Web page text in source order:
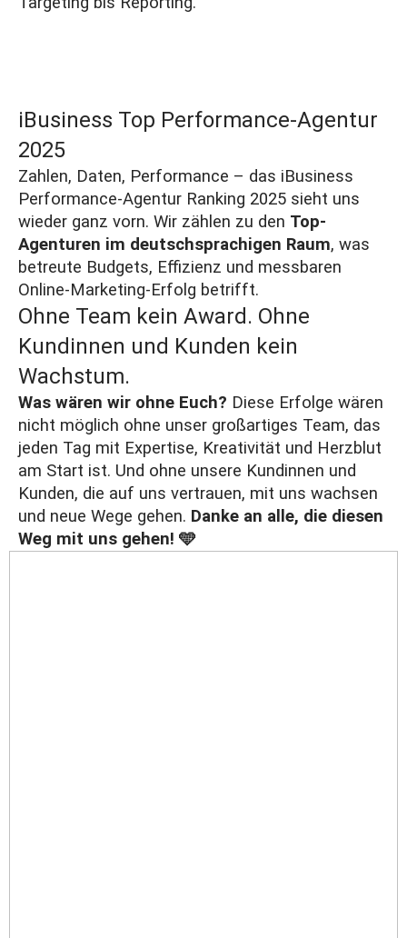
iBusiness Top Performance-Agentur
2025
Zahlen, Daten, Performance – das iBusiness
Performance-Agentur Ranking 2025 sieht uns
wieder ganz vorn. Wir zählen zu den Top-
Agenturen im deutschsprachigen Raum, was
betreute Budgets, Effizienz und messbaren
Online-Marketing-Erfolg betrifft.
Ohne Team kein Award. Ohne
Kundinnen und Kunden kein
Wachstum.
Was wären wir ohne Euch? Diese Erfolge wären
nicht möglich ohne unser großartiges Team, das
jeden Tag mit Expertise, Kreativität und Herzblut
am Start ist. Und ohne unsere Kundinnen und
Kunden, die auf uns vertrauen, mit uns wachsen
und neue Wege gehen. Danke an alle, die diesen
Weg mit uns gehen! 🩵